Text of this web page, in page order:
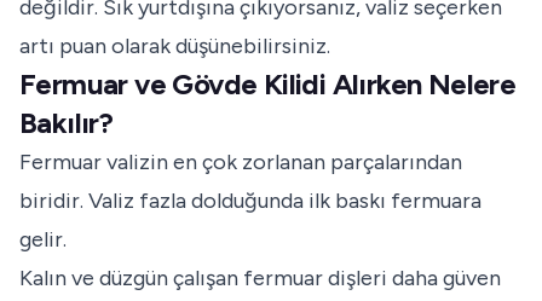
değildir. Sık yurtdışına çıkıyorsanız, valiz seçerken
artı puan olarak düşünebilirsiniz.
Fermuar ve Gövde Kilidi Alırken Nelere
Bakılır?
Fermuar valizin en çok zorlanan parçalarından
biridir. Valiz fazla dolduğunda ilk baskı fermuara
gelir.
Kalın ve düzgün çalışan fermuar dişleri daha güven